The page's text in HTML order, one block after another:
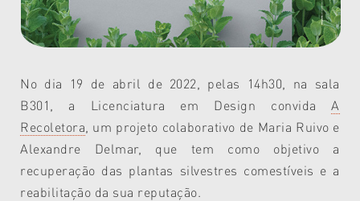
No dia 19 de abril de 2022, pelas 14h30, na sala
B301, a Licenciatura em Design convidaA
Recoletora , um projeto colaborativo de Maria Ruivo e
Alexandre Delmar, que tem como objetivo a
recuperação das plantas silvestres comestíveis e a
reabilitação da sua reputação.